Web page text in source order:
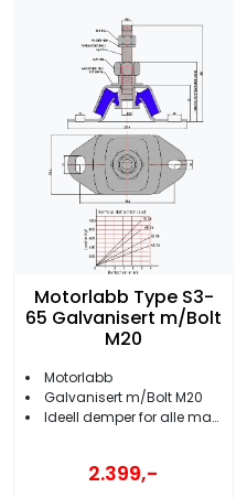
Motorlabb Type S3-
65 Galvanisert m/Bolt
M20
Motorlabb
Galvanisert m/Bolt M20
Ideell demper for alle marinemotorer
2.399,-